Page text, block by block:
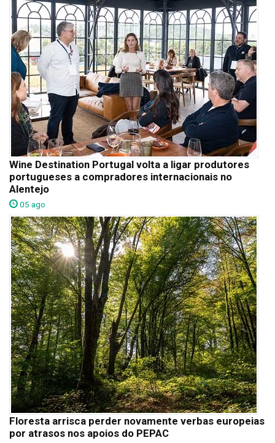
Wine Destination Portugal volta a ligar produtores
portugueses a compradores internacionais no
Alentejo
05 ago
Floresta arrisca perder novamente verbas europeias
por atrasos nos apoios do PEPAC